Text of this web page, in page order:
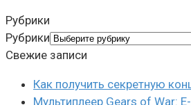
Рубрики
Рубрики
Свежие записи
Как получить секретную
Мультиплеер Gears of War: